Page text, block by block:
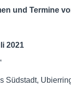
und Termine
2021
Südstadt,